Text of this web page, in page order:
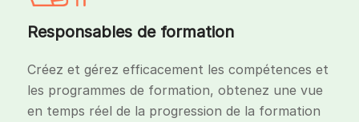
Responsables de formation
Créez et gérez efficacement les compétences et
les programmes de formation, obtenez une vue
en temps réel de la progression de la formation